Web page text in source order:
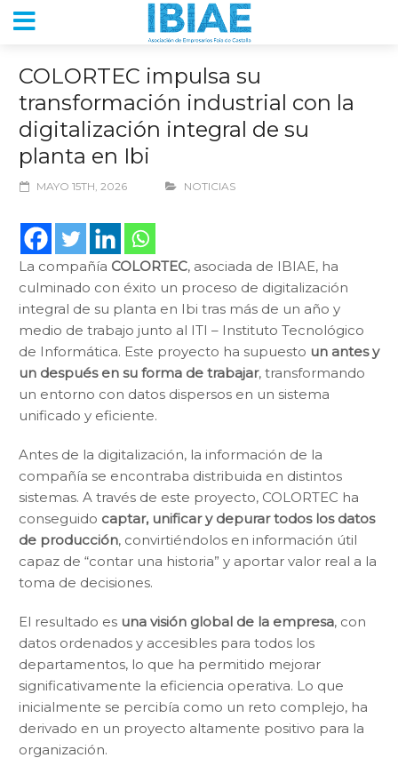
COLORTEC impulsa su
transformación industrial con la
digitalización integral de su
planta en Ibi
MAYO 15TH, 2026 NOTICIAS
La compañía COLORTEC, asociada de IBIAE, ha
culminado con éxito un proceso de digitalización
integral de su planta en Ibi tras más de un año y
medio de trabajo junto al ITI – Instituto Tecnológico
de Informática. Este proyecto ha supuesto un antes y
un después en su forma de trabajar, transformando
un entorno con datos dispersos en un sistema
unificado y eficiente.
Antes de la digitalización, la información de la
compañía se encontraba distribuida en distintos
sistemas. A través de este proyecto, COLORTEC ha
conseguido captar, unificar y depurar todos los datos
de producción, convirtiéndolos en información útil
capaz de “contar una historia” y aportar valor real a la
toma de decisiones.
El resultado es una visión global de la empresa, con
datos ordenados y accesibles para todos los
departamentos, lo que ha permitido mejorar
significativamente la eficiencia operativa. Lo que
inicialmente se percibía como un reto complejo, ha
derivado en un proyecto altamente positivo para la
organización.